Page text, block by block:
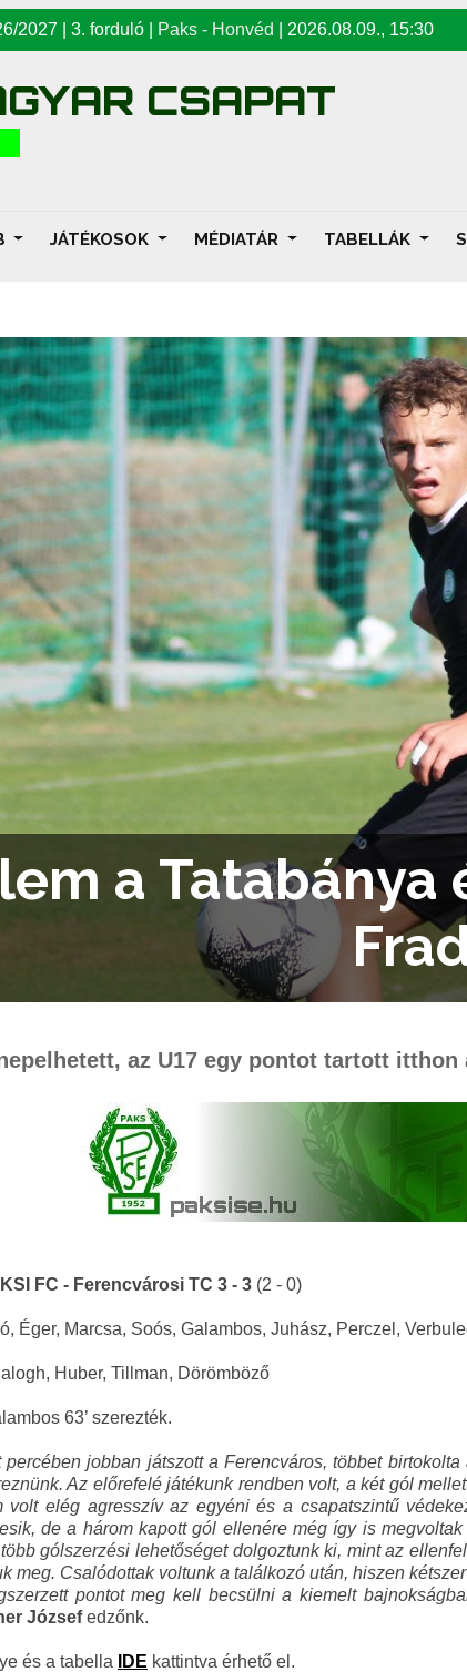
2027 | 3. forduló | Paks - Honvéd 2026.08.09., 15:30
CSAPAT
JÁTÉKOSOK MÉDIATÁR TABELLÁK
a Tatabánya
az U17 egy pontot tartott itthon
FC - Ferencvárosi TC 3 - 3 (2 - 0)
Éger, Marcsa, Soós, Galambos, Juhász, Perczel,
Huber, Tillman, Dörömböző
63’ szerezték.
percében jobban játszott a Ferencváros, többet
Az előrefelé játékunk rendben volt, a két gól
volt elég agresszív az egyéni és a csapatszintű
de a három kapott gól ellenére még így is
gólszerzési lehetőséget dolgoztunk ki, mint az
meg. Csalódottak voltunk a találkozó után, hiszen
pontot meg kell becsülni a kiemelt
Józsefedzőnk.
és a tabella IDE kattintva érhető el.